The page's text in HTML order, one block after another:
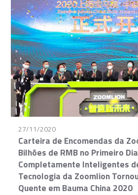
27/11/2020
Carteira de Encomendas da
Bilhões de RMB no Primeiro
Completamente Inteligentes
Tecnologia da Zoomlion
Quente em Bauma China 2020